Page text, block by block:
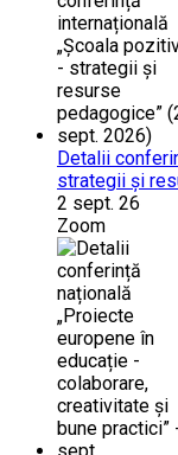
Detalii
strategii și
2 sept. 26
Zoom